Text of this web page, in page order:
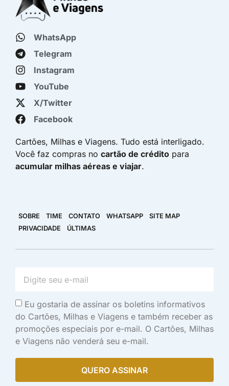
WhatsApp
Telegram
Instagram
YouTube
X/Twitter
Facebook
Cartões, Milhas e Viagens. Tudo está interligado.
Você faz compras no cartão de crédito para
acumular milhas aéreas e viajar.
SOBRE TIME CONTATO WHATSAPP
SITE MAP
PRIVACIDADE
ÚLTIMAS
Eu gostaria de assinar os boletins informativos
do Cartões, Milhas e Viagens e também receber as
promoções especiais por e-mail. O Cartões, Milhas
e Viagens não venderá seu e-mail.
QUERO ASSINAR